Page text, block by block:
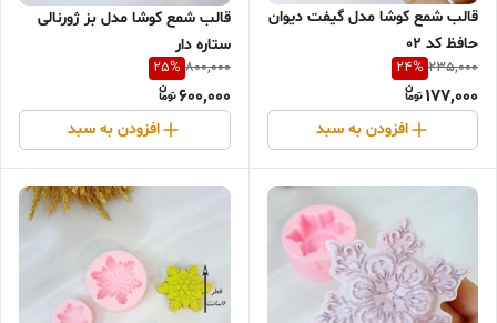
قالب شمع کوشا مدل گیفت دیوان
حافظ کد 02
235,000
24%
177,000
افزودن به سبد
قالب شمع کوشا مدل بز ژورنالی
ستاره دار
800,000
25%
600,000
افزودن به سبد